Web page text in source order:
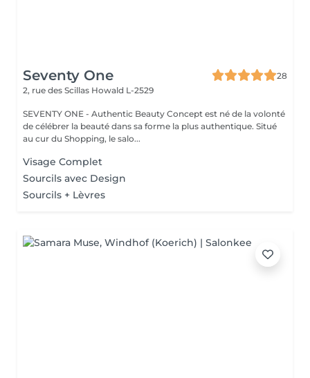
Seventy One
28
2, rue des Scillas Howald L-2529
SEVENTY ONE - Authentic Beauty Concept est né de la volonté
de célébrer la beauté dans sa forme la plus authentique. Situé
au cur du Shopping, le salo...
Visage Complet
Sourcils avec Design
Sourcils + Lèvres